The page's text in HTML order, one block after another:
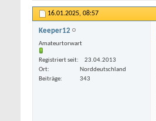
16.01.2025, 08:57
Keeper12
Amateurtorwart
Registriert seit
23.04.2013
Ort
Norddeutschland
Beiträge
343